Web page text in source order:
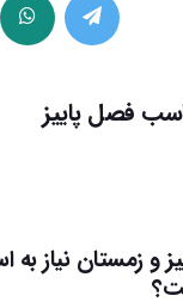
فصل پاییز
و زمستان نیاز به